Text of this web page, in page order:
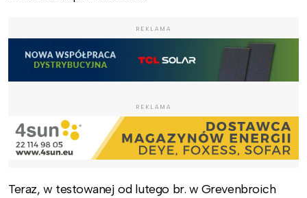
REKLAMA
REKLAMA
Teraz, w testowanej od lutego br. w Grevenbroich